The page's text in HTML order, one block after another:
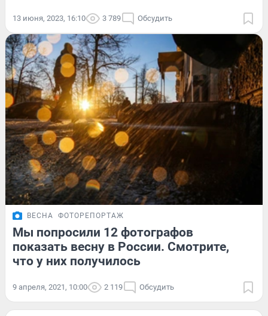
13 июня, 2023, 16:10 3 789 Обсудить
ВЕСНА ФОТОРЕПОРТАЖ
Мы попросили 12 фотографов
показать весну в России. Смотрите,
что у них получилось
9 апреля, 2021, 10:00 2 119 Обсудить